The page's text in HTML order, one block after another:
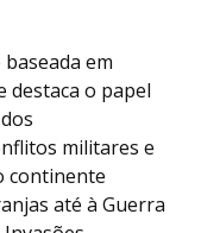
em
destaca o papel
militares e
continente
até à Guerra